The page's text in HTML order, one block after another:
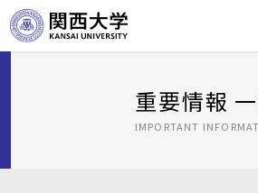
重要情報
IMPORTANT